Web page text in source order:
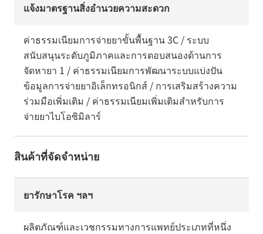
แจ้งมาตรฐานสิ่งอำนวยความสะดวก
ค่าธรรมเนียมการจ่ายยาขั้นพื้นฐาน 3C / ระบบ
สนับสนุนระดับภูมิภาคและการตอบสนองด้านการ
จัดหายา 1 / ค่าธรรมเนียมการพัฒนาระบบแบ่งปัน
ข้อมูลการจ่ายยาอิเล็กทรอนิกส์ / การเสริมสร้างความ
ร่วมมือเพิ่มเติม / ค่าธรรมเนียมเพิ่มเติมสำหรับการ
จ่ายยาไบโอซิมิลาร์
สินค้าที่จัดจำหน่าย
ยารักษาโรค ฯลฯ
ผลิตภัณฑ์และเวชกรรมทางการแพทย์ประเภทที่หนึ่ง